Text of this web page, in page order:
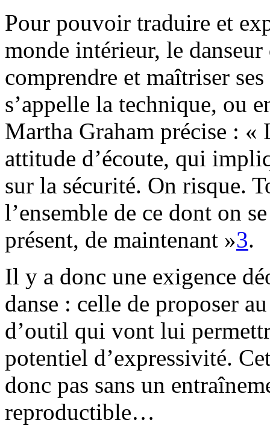
Pour pouvoir traduire et
monde intérieur, le
comprendre et maîtriser
s’appelle la technique, ou
Martha Graham précise : «
attitude d’écoute, qui
sur la sécurité. On risque.
l’ensemble de ce dont on
présent, de maintenant »3.
Il y a donc une exigence
danse : celle de proposer
d’outil qui vont lui
potentiel d’expressivité.
donc pas sans un
reproductible…